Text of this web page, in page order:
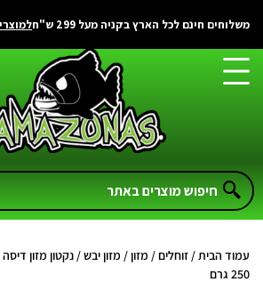
משלוחים חינם לכל הארץ בקניה מעל 299 ש"ח
עמוד הבית/ זוחלים/ מזון/ מזון יבש/ נקטון מזון
250 גרם